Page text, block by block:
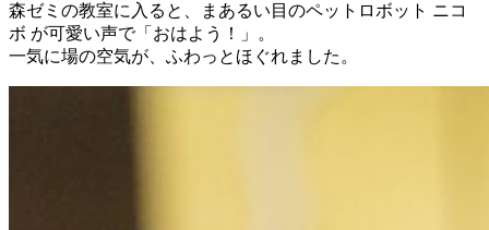
森ゼミの教室に入ると、まあるい目のペットロボット ニコ
ボ が可愛い声で「おはよう！」。
一気に場の空気が、ふわっとほぐれました。